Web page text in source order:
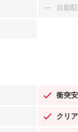
自動
：装
衝突
：装
クリ
：装